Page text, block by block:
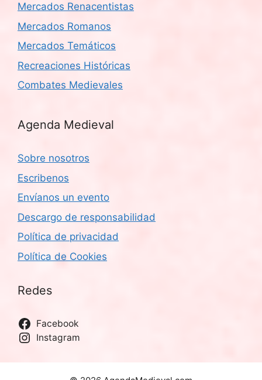
Mercados Renacentistas
Mercados Romanos
Mercados Temáticos
Recreaciones Históricas
Combates Medievales
Agenda Medieval
Sobre nosotros
Escribenos
Envíanos un evento
Descargo de responsabilidad
Política de privacidad
Política de Cookies
Redes
Facebook
Instagram